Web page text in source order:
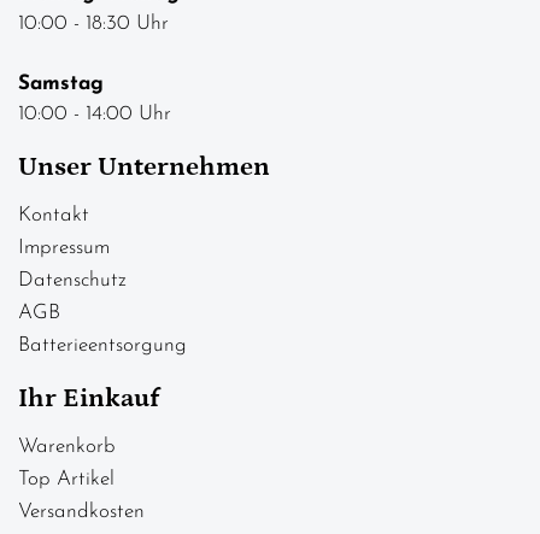
10:00 - 18:30 Uhr
Samstag
10:00 - 14:00 Uhr
Unser Unternehmen
Kontakt
Impressum
Datenschutz
AGB
Batterieentsorgung
Ihr Einkauf
Warenkorb
Top Artikel
Versandkosten